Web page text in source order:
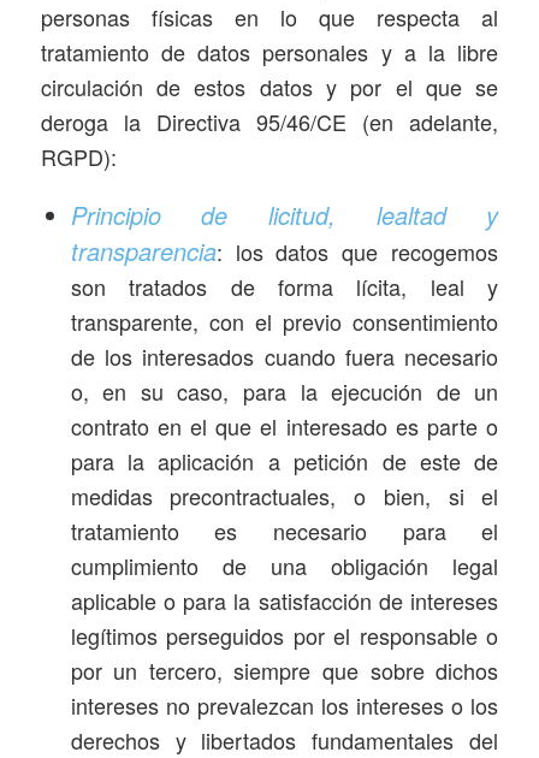
personas físicas en lo que respecta al
tratamiento de datos personales y a la libre
circulación de estos datos y por el que se
deroga la Directiva 95/46/CE (en adelante,
RGPD):
Principio de licitud, lealtad y
transparencia: los datos que recogemos
son tratados de forma lícita, leal y
transparente, con el previo consentimiento
de los interesados cuando fuera necesario
o, en su caso, para la ejecución de un
contrato en el que el interesado es parte o
para la aplicación a petición de este de
medidas precontractuales, o bien, si el
tratamiento es necesario para el
cumplimiento de una obligación legal
aplicable o para la satisfacción de intereses
legítimos perseguidos por el responsable o
por un tercero, siempre que sobre dichos
intereses no prevalezcan los intereses o los
derechos y libertados fundamentales del